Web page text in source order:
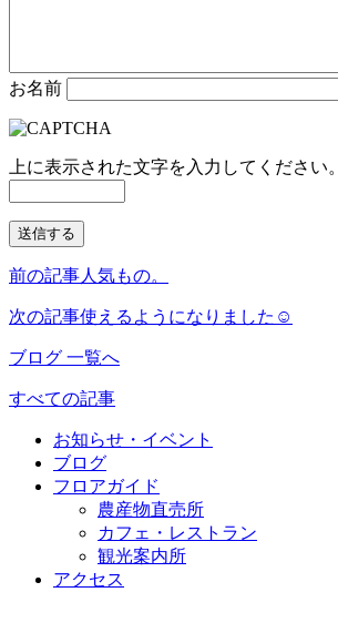
お名前
上に表示された文字を入力してください。
前の記事人気もの。
次の記事使えるようになりました☺
ブログ 一覧へ
すべての記事
お知らせ・イベント
ブログ
フロアガイド
農産物直売所
カフェ・レストラン
観光案内所
アクセス